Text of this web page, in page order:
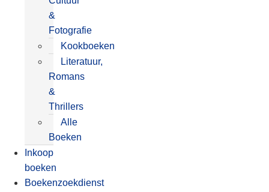
&
Fotografie
Kookboeken
Literatuur,
Romans
&
Thrillers
Alle
Boeken
Inkoop
boeken
Boekenzoekdienst